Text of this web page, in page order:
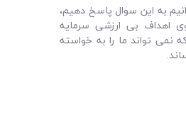
به این سوال پاسخ دهیم،
اهداف بی ارزشی سرمایه
نمی تواند ما را به خواسته